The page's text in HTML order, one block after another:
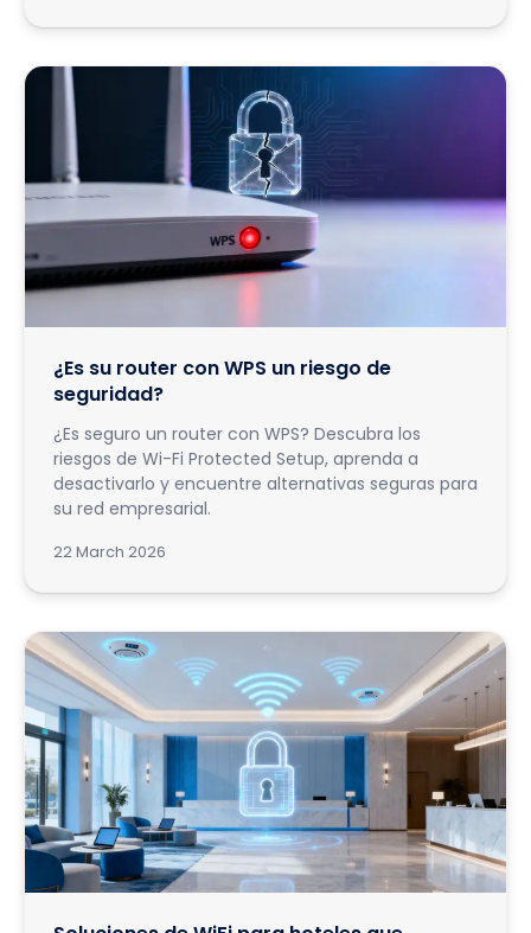
¿Es su router con WPS un riesgo de
seguridad?
¿Es seguro un router con WPS? Descubra los
riesgos de Wi-Fi Protected Setup, aprenda a
desactivarlo y encuentre alternativas seguras para
su red empresarial.
22 March 2026